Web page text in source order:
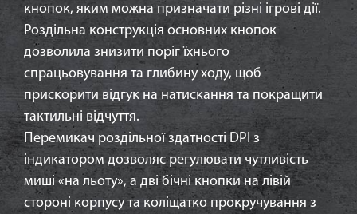
кнопок, яким можна призначати різні ігрові дії.
Роздільна конструкція основних кнопок
дозволила знизити поріг їхнього
спрацьовування та глибину ходу, щоб
прискорити відгук на натискання та покращити
тактильні відчуття.
Перемикач роздільної здатності DPI з
індикатором дозволяє регулювати чутливість
миші «на льоту», а дві бічні кнопки на лівій
стороні корпусу та коліщатко прокручування з